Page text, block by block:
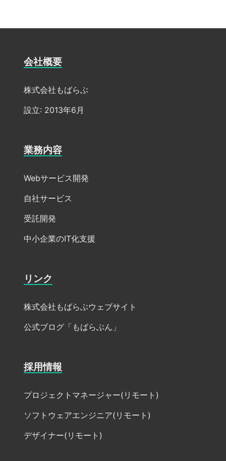
会社概要
株式会社もばらぶ
設立: 2013年6月
業務内容
Webサービス開発
自社サービス
受託開発
中小企業のIT化支援
リンク
株式会社もばらぶウェブサイト
公式ブログ「もばらぶん」
採用情報
プロジェクトマネージャー(リモート)
ソフトウェアエンジニア(リモート)
デザイナー(リモート)